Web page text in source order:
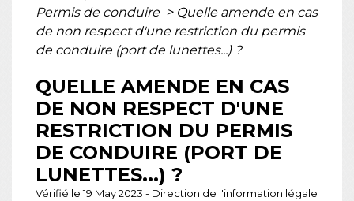
Permis de conduire > Quelle amende en cas
de non respect d'une restriction du permis
de conduire (port de lunettes...) ?
QUELLE AMENDE EN CAS
DE NON RESPECT D'UNE
RESTRICTION DU PERMIS
DE CONDUIRE (PORT DE
LUNETTES...) ?
Vérifié le 19 May 2023 - Direction de l'information légale